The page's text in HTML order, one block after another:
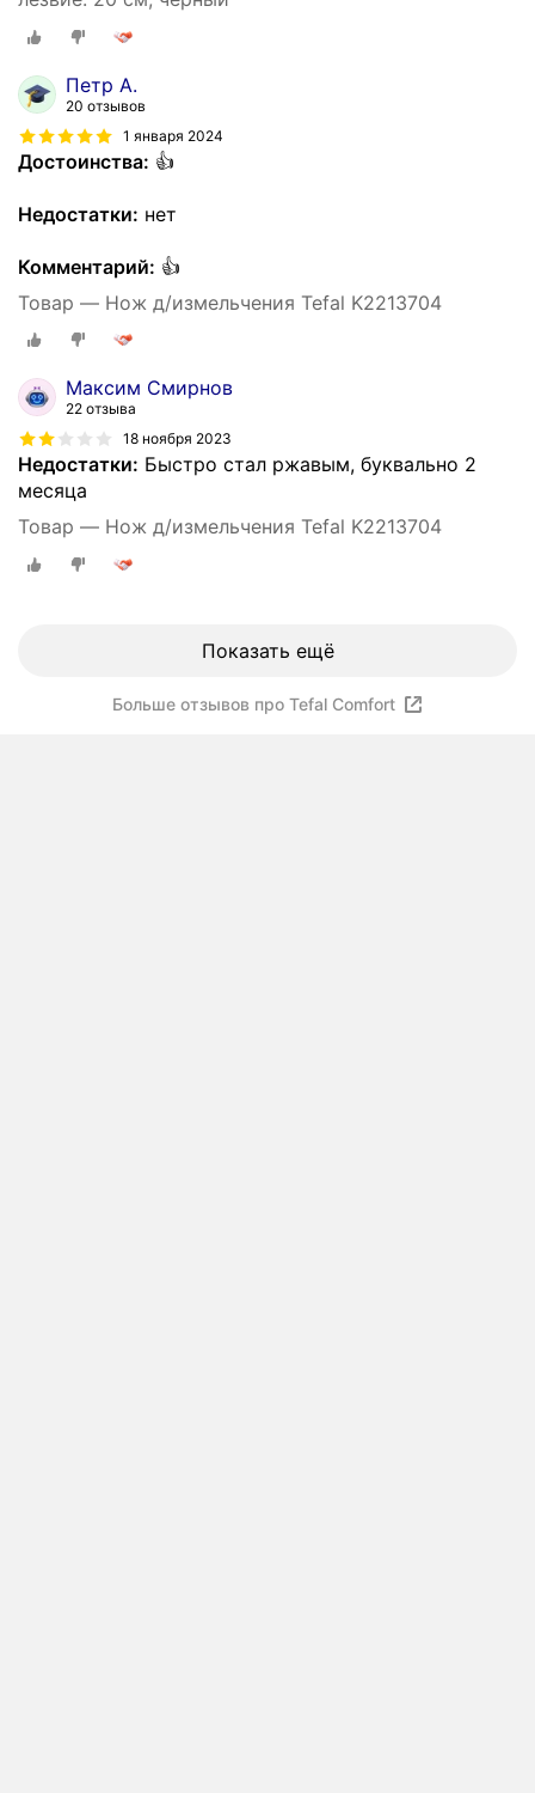
Петр А.
20 отзывов
1 января 2024
Достоинства: 👍
Недостатки: нет
Комментарий: 👍
Товар — Нож д/измельчения Tefal K2213704
Максим Смирнов
22 отзыва
18 ноября 2023
Недостатки: Быстро стал ржавым, буквально 2
месяца
Товар — Нож д/измельчения Tefal K2213704
Показать ещё
Больше отзывов про Tefal Comfort